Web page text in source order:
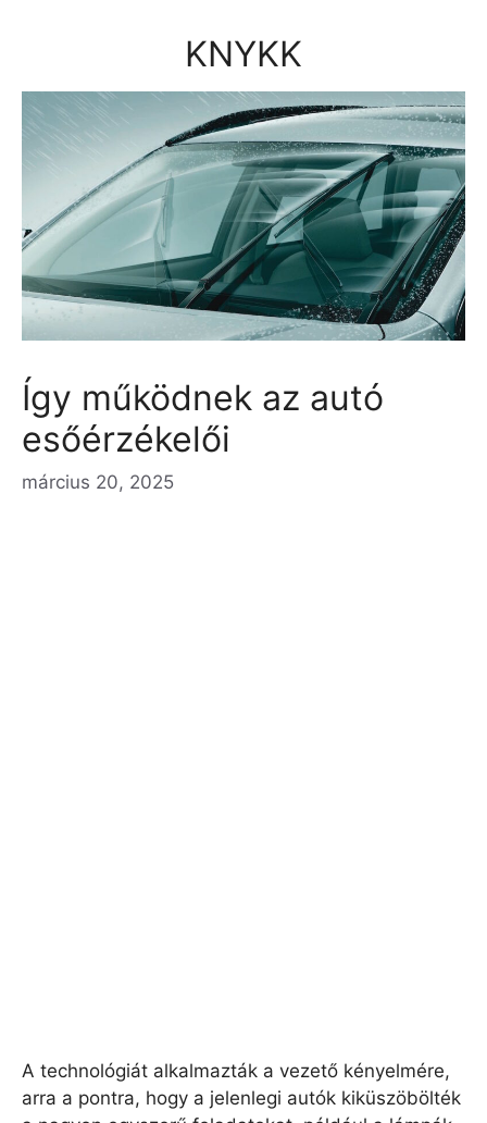
KNYKK
Így működnek az autó
esőérzékelői
március 20, 2025
A technológiát alkalmazták a vezető kényelmére,
arra a pontra, hogy a jelenlegi autók kiküszöbölték